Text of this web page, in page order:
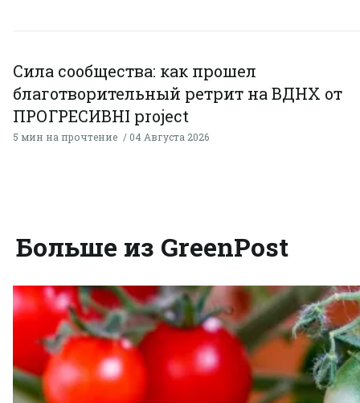
Сила сообщества: как прошел
благотворительный ретрит на ВДНХ от
ПРОГРЕСИВНІ project
5 мин на прочтение 04 Августа 2026
Больше из GreenPost